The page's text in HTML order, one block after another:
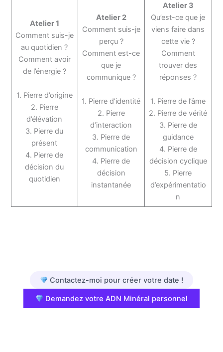
Atelier 1
Comment suis-je
au quotidien ?
Comment avoir
de l’énergie ?
1. Pierre d’origine
2. Pierre
d’élévation
3. Pierre du
présent
4. Pierre de
décision du
quotidien
Atelier 2
Comment suis-je
perçu ?
Comment est-ce
que je
communique ?
1. Pierre d’identité
2. Pierre
d’interaction
3. Pierre de
communication
4. Pierre de
décision
instantanée
Atelier 3
Qu’est-ce que je
viens faire dans
cette vie ?
Comment
trouver des
réponses ?
1. Pierre de l’âme
2. Pierre de vérité
3. Pierre de
guidance
4. Pierre de
décision cyclique
5. Pierre
d’expérimentatio
n
Contactez-moi pour créer votre date !
Demandez votre ADN Minéral personnel